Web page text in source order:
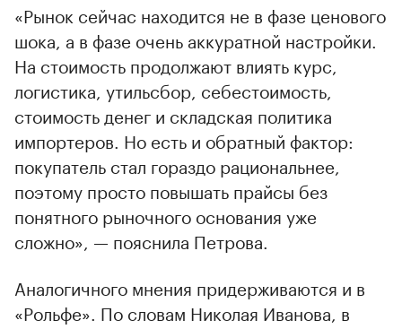
«Рынок сейчас находится не в фазе ценового
шока, а в фазе очень аккуратной настройки.
На стоимость продолжают влиять курс,
логистика, утильсбор, себестоимость,
стоимость денег и складская политика
импортеров. Но есть и обратный фактор:
покупатель стал гораздо рациональнее,
поэтому просто повышать прайсы без
понятного рыночного основания уже
сложно», — пояснила Петрова.
Аналогичного мнения придерживаются и в
«Рольфе». По словам Николая Иванова, в